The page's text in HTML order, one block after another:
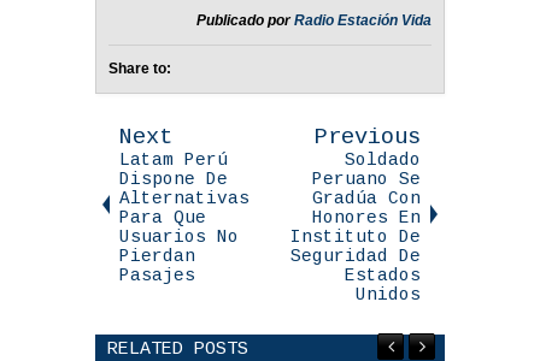
Publicado porRadio Estación Vida
Share to:
Next
Latam Perú
Dispone De
Alternativas
Para Que
Usuarios No
Pierdan
Pasajes
Previous
Soldado
Peruano Se
Gradúa Con
Honores En
Instituto De
Seguridad De
Estados
Unidos
RELATED POSTS